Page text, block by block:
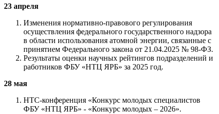
23 апреля
Изменения нормативно-правового регулирования
осуществления федерального государственного надзора
в области использования атомной энергии, связанные с
принятием Федерального закона от 21.04.2025 № 98-ФЗ.
Результаты оценки научных рейтингов подразделений и
работников ФБУ «НТЦ ЯРБ» за 2025 год.
28 мая
НТС-конференция «Конкурс молодых специалистов
ФБУ «НТЦ ЯРБ» - «Конкурс молодых – 2026».